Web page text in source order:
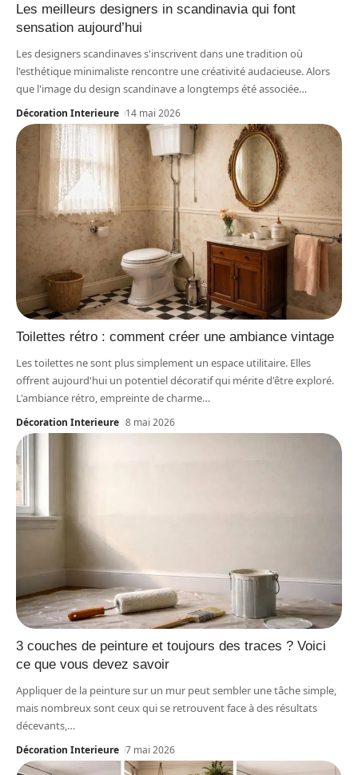
Les meilleurs designers in scandinavia qui font
sensation aujourd’hui
Les designers scandinaves s'inscrivent dans une tradition où
l'esthétique minimaliste rencontre une créativité audacieuse. Alors
que l'image du design scandinave a longtemps été associée…
Décoration Interieure 14 mai 2026
Toilettes rétro : comment créer une ambiance vintage
Les toilettes ne sont plus simplement un espace utilitaire. Elles
offrent aujourd'hui un potentiel décoratif qui mérite d'être exploré.
L'ambiance rétro, empreinte de charme…
Décoration Interieure 8 mai 2026
3 couches de peinture et toujours des traces ? Voici
ce que vous devez savoir
Appliquer de la peinture sur un mur peut sembler une tâche simple,
mais nombreux sont ceux qui se retrouvent face à des résultats
décevants, …
Décoration Interieure 7 mai 2026